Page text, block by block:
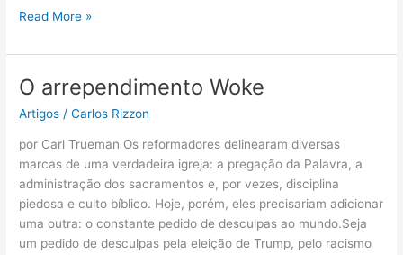
Read More »
O arrependimento Woke
Artigos /Carlos Rizzon
por Carl Trueman Os reformadores delinearam diversas
marcas de uma verdadeira igreja: a pregação da Palavra, a
administração dos sacramentos e, por vezes, disciplina
piedosa e culto bíblico. Hoje, porém, eles precisariam adicionar
uma outra: o constante pedido de desculpas ao mundo.Seja
um pedido de desculpas pela eleição de Trump, pelo racismo
O
arrependimento
Woke